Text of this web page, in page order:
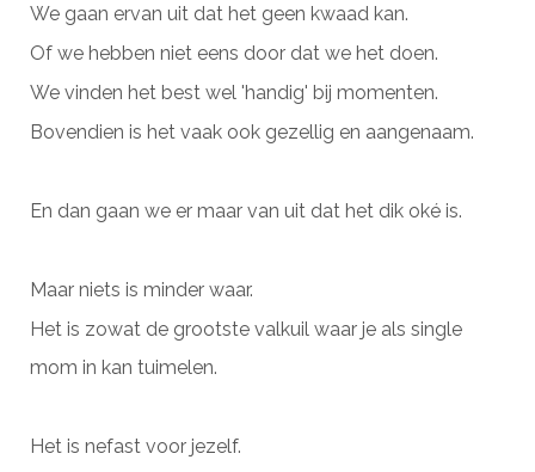
We gaan ervan uit dat het geen kwaad kan.
Of we hebben niet eens door dat we het doen.
We vinden het best wel 'handig' bij momenten.
Bovendien is het vaak ook gezellig en aangenaam.
En dan gaan we er maar van uit dat het dik oké is.
Maar niets is minder waar.
Het is zowat de grootste valkuil waar je als single
mom in kan tuimelen.
Het is nefast voor jezelf.